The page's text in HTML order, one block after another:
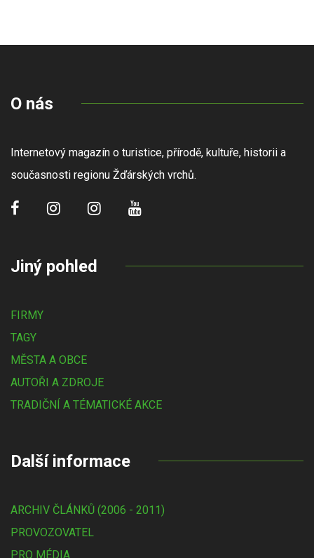
O nás
Internetový magazín o turistice, přírodě, kultuře, historii a
současnosti regionu Žďárských vrchů.
Jiný pohled
FIRMY
TAGY
MĚSTA A OBCE
AUTOŘI A ZDROJE
TRADIČNÍ A TÉMATICKÉ AKCE
Další informace
ARCHIV ČLÁNKŮ (2006 - 2011)
PROVOZOVATEL
PRO MÉDIA